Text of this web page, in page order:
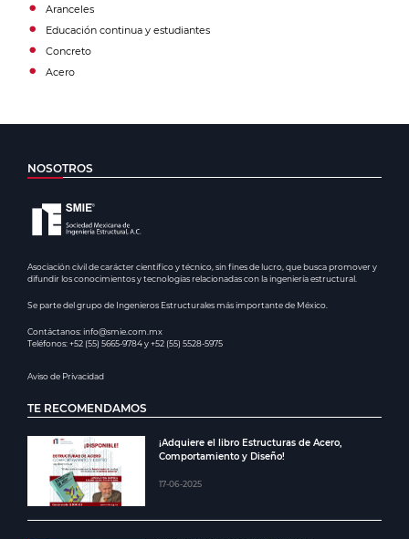
Aranceles
Educación continua y estudiantes
Concreto
Acero
NOSOTROS
Asociación civil de carácter científico y técnico, sin fines de lucro, que busca promover y
difundir los conocimientos y tecnologías relacionadas con la ingeniería estructural.
Se parte del grupo de Ingenieros Estructurales más importante de México.
Contáctanos: info@smie.com.mx
Teléfonos: +52 (55) 5665-9784 y +52 (55) 5528-5975
Aviso de Privacidad
TE RECOMENDAMOS
¡Adquiere el libro Estructuras de Acero,
Comportamiento y Diseño!
17-06-2025